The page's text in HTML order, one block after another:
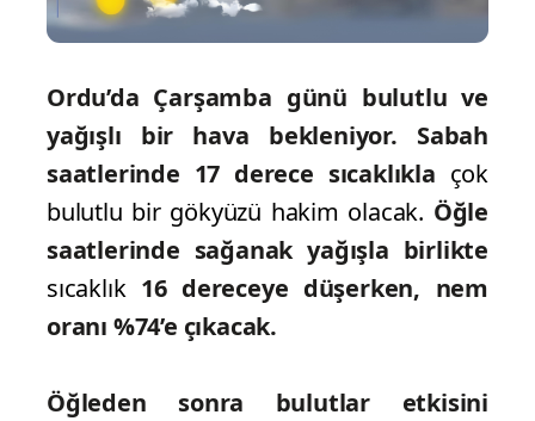
Ordu’da Çarşamba günü bulutlu ve
yağışlı bir hava bekleniyor.
Sabah
saatlerinde 17 derece sıcaklıkla çok
bulutlu bir gökyüzü hakim olacak. Öğle
saatlerinde sağanak yağışla birlikte
sıcaklık 16 dereceye düşerken, nem
oranı %74’e çıkacak.
Öğleden sonra bulutlar etkisini